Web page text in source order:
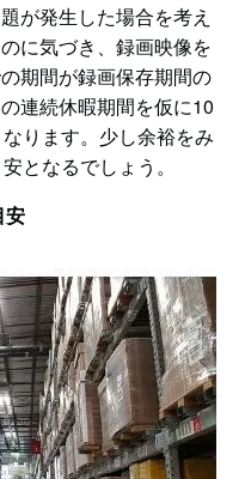
が発生した場合を考え
に気づき、録画映像を
期間が録画保存期間の
連続休暇期間を仮に10
ります。少し余裕をみ
となるでしょう。
安